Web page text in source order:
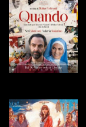
VAI ALLA SCHEDA
GUARDA IL TRAILER